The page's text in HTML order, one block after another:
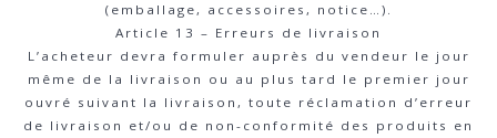
(emballage, accessoires, notice…).
Article 13 – Erreurs de livraison
L’acheteur devra formuler auprès du vendeur le jour
même de la livraison ou au plus tard le premier jour
ouvré suivant la livraison, toute réclamation d’erreur
de livraison et/ou de non-conformité des produits en